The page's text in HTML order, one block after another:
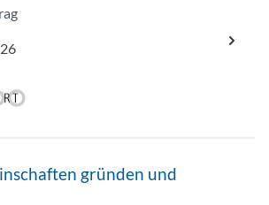
gründen und